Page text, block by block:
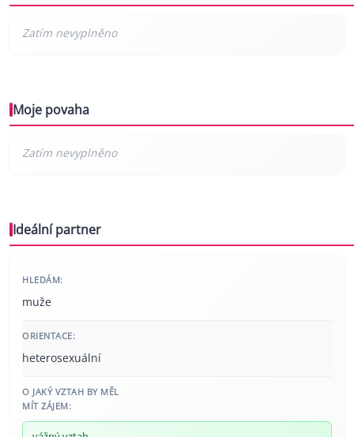
Moje povaha
Ideální partner
HLEDÁM:
muže
ORIENTACE:
heterosexuální
O JAKÝ VZTAH BY MĚL
MÍT ZÁJEM: